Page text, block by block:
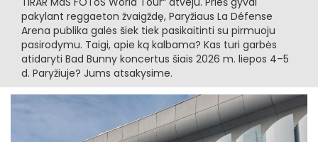
pakylant reggaeton žvaigždę, Paryžiaus La Défense
Arena publika galės šiek tiek pasikaitinti su pirmuoju
pasirodymu. Taigi, apie ką kalbama? Kas turi garbės
atidaryti Bad Bunny koncertus šiais 2026 m. liepos 4–5
d. Paryžiuje? Jums atsakysime.